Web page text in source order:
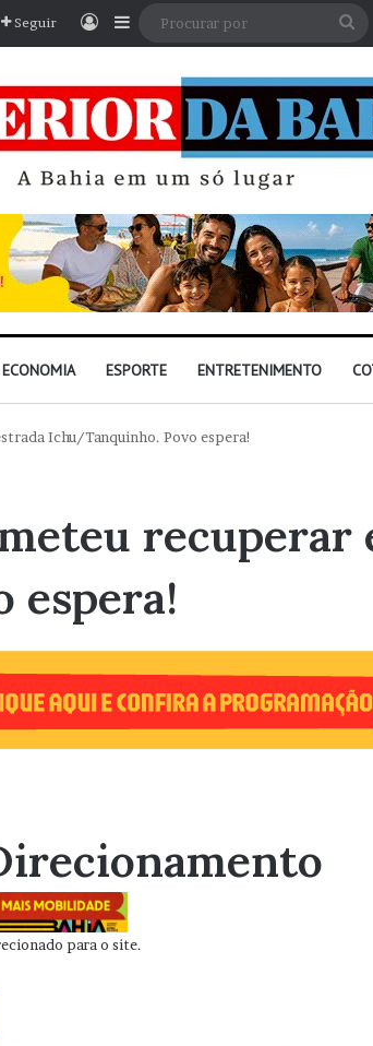
Seguir EntrarBarra Lateral
ESPORTE ENTRETENIMENTO
Ichu/Tanquinho. Povo espera!
recuperar
espera!
para o site.